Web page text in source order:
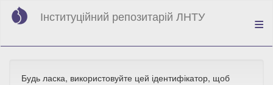
Перейти
вмісту
Інституційний репозитарій ЛНТУ
Будь ласка, використовуйте цей ідентифікатор, щоб